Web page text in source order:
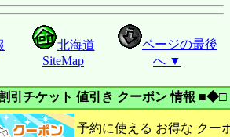
北海道
SiteMap
ページの最後
へ ▼
引チケット 値引き クーポン 情報 ■◆□
予約に使える お得な クー